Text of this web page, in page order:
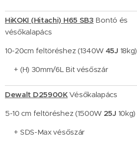
HiKOKI (Hitachi) H65 SB3 Bontó és
vésőkalapács
10-20cm feltöréshez (1340W 45J 18kg)
+ (H) 30mm/6L Bit vésőszár
Dewalt D25900KVésőkalapács
5-10 cm feltöréshez (1500W 25J 10kg)
+ SDS-Max vésőszár